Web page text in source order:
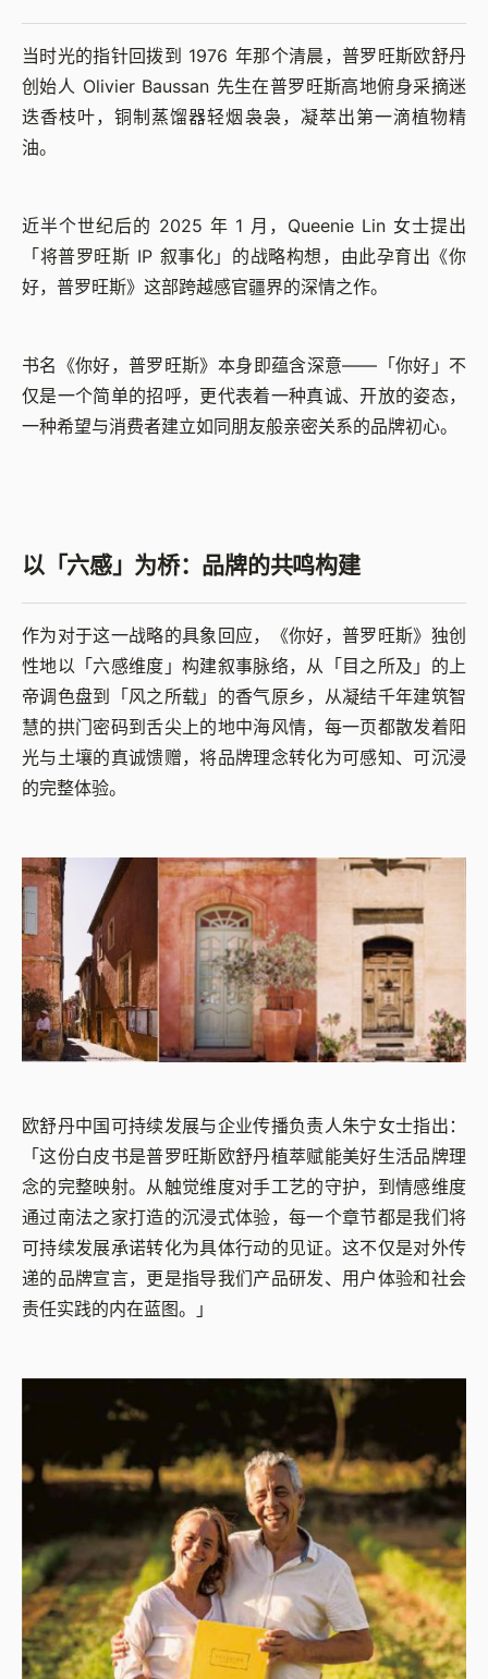
当时光的指针回拨到 1976 年那个清晨，普罗旺斯欧舒丹
创始人 Olivier Baussan 先生在普罗旺斯高地俯身采摘迷
迭香枝叶，铜制蒸馏器轻烟袅袅，凝萃出第一滴植物精
油。
近半个世纪后的 2025 年 1 月，Queenie Lin 女士提出
「将普罗旺斯 IP 叙事化」的战略构想，由此孕育出《你
好，普罗旺斯》这部跨越感官疆界的深情之作。
书名《你好，普罗旺斯》本身即蕴含深意——「你好」不
仅是一个简单的招呼，更代表着一种真诚、开放的姿态，
一种希望与消费者建立如同朋友般亲密关系的品牌初心。
以「六感」为桥：品牌的共鸣构建
作为对于这一战略的具象回应，《你好，普罗旺斯》独创
性地以「六感维度」构建叙事脉络，从「目之所及」的上
帝调色盘到「风之所载」的香气原乡，从凝结千年建筑智
慧的拱门密码到舌尖上的地中海风情，每一页都散发着阳
光与土壤的真诚馈赠，将品牌理念转化为可感知、可沉浸
的完整体验。
欧舒丹中国可持续发展与企业传播负责人朱宁女士指出：
「这份白皮书是普罗旺斯欧舒丹植萃赋能美好生活品牌理
念的完整映射。从触觉维度对手工艺的守护，到情感维度
通过南法之家打造的沉浸式体验，每一个章节都是我们将
可持续发展承诺转化为具体行动的见证。这不仅是对外传
递的品牌宣言，更是指导我们产品研发、用户体验和社会
责任实践的内在蓝图。」